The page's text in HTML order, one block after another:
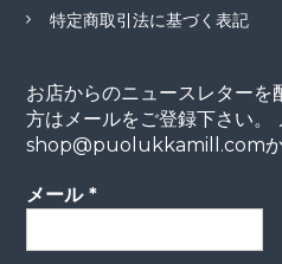
特定商取引法に基づく表記
お店からのニュースレターを
方はメールをご登録下さい。
shop@puolukkamill.comか
メール *